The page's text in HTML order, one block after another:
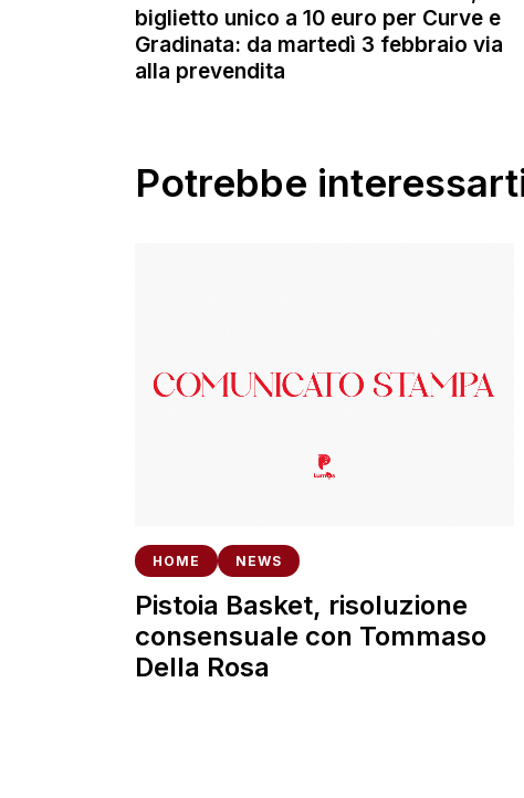
biglietto unico a 10 euro per Curve e
Gradinata: da martedì 3 febbraio via
alla prevendita
Potrebbe
HOME NEWS
Pistoia Basket, risoluzione
consensuale con Tommaso
Della Rosa